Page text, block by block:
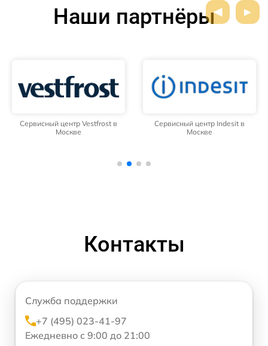
Наши партнёры
Сервисный центр Vestfrost в
Москве
Сервисный центр Indesit в
Москве
Контакты
Служба поддержки
+7 (495) 023-41-97
Ежедневно с 9:00 до 21:00